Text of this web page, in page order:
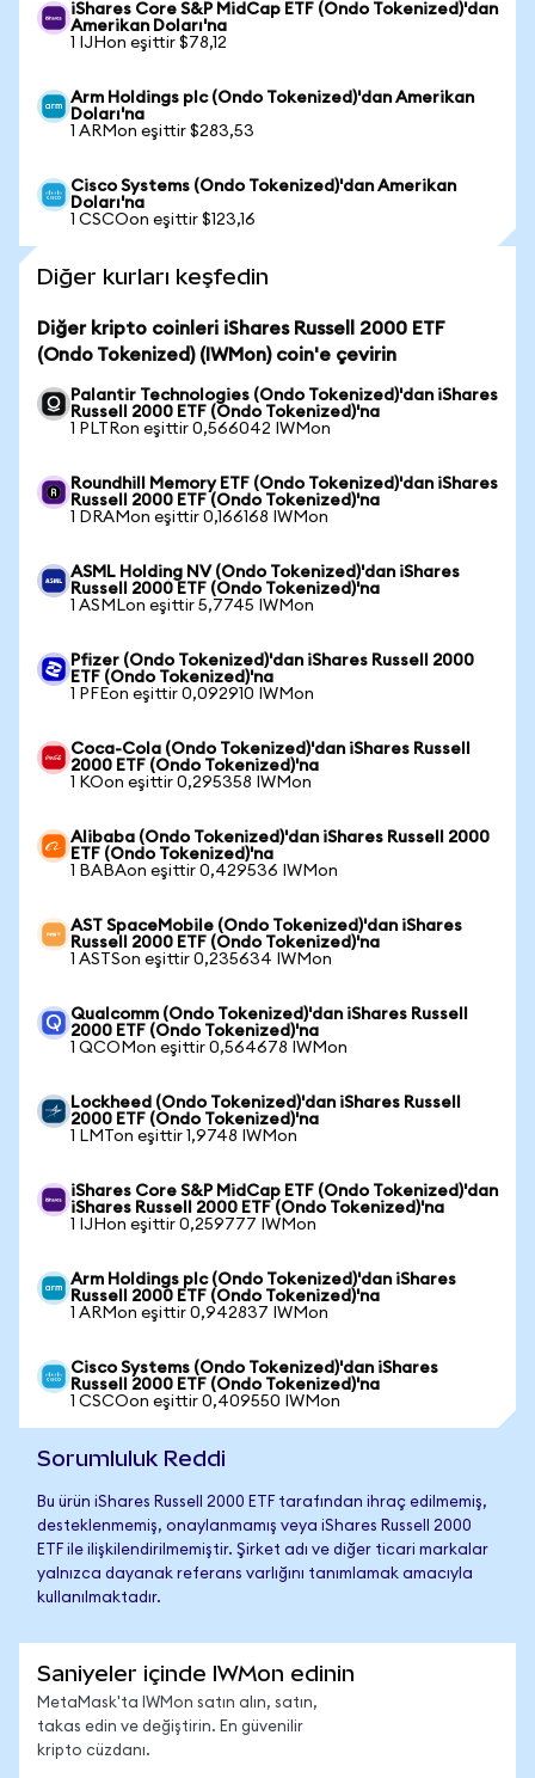
iShares Core S&P MidCap ETF (Ondo Tokenized)'dan
Amerikan Doları'na
1 IJHon eşittir $78,12
Arm Holdings plc (Ondo Tokenized)'dan Amerikan
Doları'na
1 ARMon eşittir $283,53
Cisco Systems (Ondo Tokenized)'dan Amerikan
Doları'na
1 CSCOon eşittir $123,16
Diğer kurları keşfedin
Diğer kripto coinleri iShares Russell 2000 ETF
(Ondo Tokenized) (IWMon) coin'e çevirin
Palantir Technologies (Ondo Tokenized)'dan iShares
Russell 2000 ETF (Ondo Tokenized)'na
1 PLTRon eşittir 0,566042 IWMon
Roundhill Memory ETF (Ondo Tokenized)'dan iShares
Russell 2000 ETF (Ondo Tokenized)'na
1 DRAMon eşittir 0,166168 IWMon
ASML Holding NV (Ondo Tokenized)'dan iShares
Russell 2000 ETF (Ondo Tokenized)'na
1 ASMLon eşittir 5,7745 IWMon
Pfizer (Ondo Tokenized)'dan iShares Russell 2000
ETF (Ondo Tokenized)'na
1 PFEon eşittir 0,092910 IWMon
Coca-Cola (Ondo Tokenized)'dan iShares Russell
2000 ETF (Ondo Tokenized)'na
1 KOon eşittir 0,295358 IWMon
Alibaba (Ondo Tokenized)'dan iShares Russell 2000
ETF (Ondo Tokenized)'na
1 BABAon eşittir 0,429536 IWMon
AST SpaceMobile (Ondo Tokenized)'dan iShares
Russell 2000 ETF (Ondo Tokenized)'na
1 ASTSon eşittir 0,235634 IWMon
Qualcomm (Ondo Tokenized)'dan iShares Russell
2000 ETF (Ondo Tokenized)'na
1 QCOMon eşittir 0,564678 IWMon
Lockheed (Ondo Tokenized)'dan iShares Russell
2000 ETF (Ondo Tokenized)'na
1 LMTon eşittir 1,9748 IWMon
iShares Core S&P MidCap ETF (Ondo Tokenized)'dan
iShares Russell 2000 ETF (Ondo Tokenized)'na
1 IJHon eşittir 0,259777 IWMon
Arm Holdings plc (Ondo Tokenized)'dan iShares
Russell 2000 ETF (Ondo Tokenized)'na
1 ARMon eşittir 0,942837 IWMon
Cisco Systems (Ondo Tokenized)'dan iShares
Russell 2000 ETF (Ondo Tokenized)'na
1 CSCOon eşittir 0,409550 IWMon
Sorumluluk Reddi
Bu ürün iShares Russell 2000 ETF tarafından ihraç edilmemiş,
desteklenmemiş, onaylanmamış veya iShares Russell 2000
ETF ile ilişkilendirilmemiştir. Şirket adı ve diğer ticari markalar
yalnızca dayanak referans varlığını tanımlamak amacıyla
kullanılmaktadır.
Saniyeler içinde IWMon edinin
MetaMask'ta IWMon satın alın, satın,
takas edin ve değiştirin. En güvenilir
kripto cüzdanı.